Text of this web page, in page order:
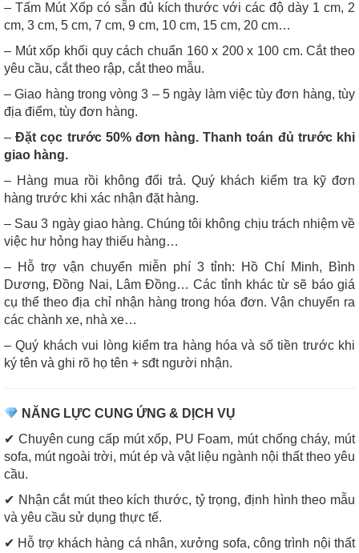
– Tấm Mút Xốp có sẵn đủ kích thước với các độ dày 1 cm, 2
cm, 3 cm, 5 cm, 7 cm, 9 cm, 10 cm, 15 cm, 20 cm…
– Mút xốp khối quy cách chuẩn 160 x 200 x 100 cm. Cắt theo
yêu cầu, cắt theo rập, cắt theo mẫu.
– Giao hàng trong vòng 3 – 5 ngày làm việc tùy đơn hàng, tùy
địa điểm, tùy đơn hàng.
–Đặt cọc trước 50% đơn hàng. Thanh toán đủ trước khi
giao hàng.
– Hàng mua rồi không đổi trả. Quý khách kiểm tra kỹ đơn
hàng trước khi xác nhận đặt hàng.
– Sau 3 ngày giao hàng. Chúng tôi không chịu trách nhiệm về
việc hư hỏng hay thiếu hàng…
– Hỗ trợ vận chuyển miễn phí 3 tỉnh: Hồ Chí Minh, Bình
Dương, Đồng Nai, Lâm Đồng… Các tỉnh khác từ sẽ báo giá
cụ thể theo địa chỉ nhận hàng trong hóa đơn. Vận chuyển ra
các chành xe, nhà xe…
– Quý khách vui lòng kiểm tra hàng hóa và số tiền trước khi
ký tên và ghi rõ họ tên + sđt người nhận.
NĂNG LỰC CUNG ỨNG & DỊCH VỤ
✔ Chuyên cung cấp mút xốp, PU Foam, mút chống cháy, mút
sofa, mút ngoài trời, mút ép và vật liệu ngành nội thất theo yêu
cầu.
✔ Nhận cắt mút theo kích thước, tỷ trọng, định hình theo mẫu
và yêu cầu sử dụng thực tế.
✔ Hỗ trợ khách hàng cá nhân, xưởng sofa, công trình nội thất